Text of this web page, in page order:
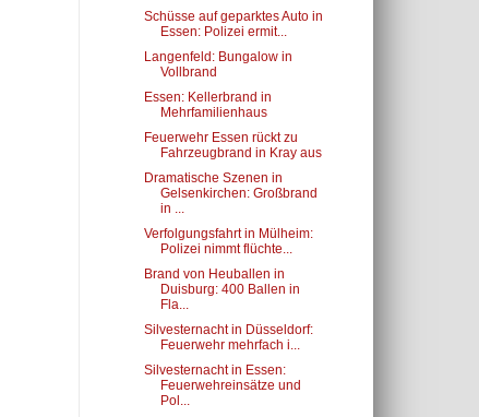
Schüsse auf geparktes Auto in
Essen: Polizei ermit...
Langenfeld: Bungalow in
Vollbrand
Essen: Kellerbrand in
Mehrfamilienhaus
Feuerwehr Essen rückt zu
Fahrzeugbrand in Kray aus
Dramatische Szenen in
Gelsenkirchen: Großbrand
in ...
Verfolgungsfahrt in Mülheim:
Polizei nimmt flüchte...
Brand von Heuballen in
Duisburg: 400 Ballen in
Fla...
Silvesternacht in Düsseldorf:
Feuerwehr mehrfach i...
Silvesternacht in Essen:
Feuerwehreinsätze und
Pol...